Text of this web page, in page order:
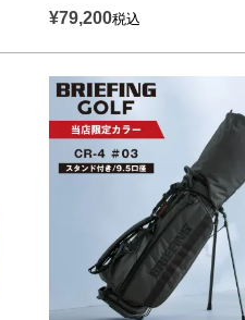
¥79,200税込